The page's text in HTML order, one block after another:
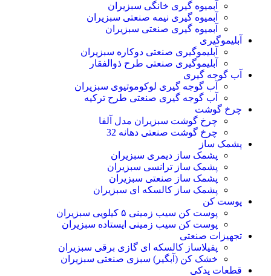
آبمیوه گیری خانگی سبزیران
آبمیوه گیری نیمه صنعتی سبزیران
آبمیوه گیری صنعتی سبزیران
آبلیموگیری
آبلیموگیری صنعتی دوکاره سبزیران
آبلیموگیری صنعتی طرح ذوالفقار
آب گوجه گیری
آب گوجه گیری لوکوموتیوی سبزیران
آب گوجه گیری صنعتی طرح ترکیه
چرخ گوشت
چرخ گوشت سبزیران مدل آلفا
چرخ گوشت صنعتی دهانه 32
پشمک ساز
پشمک ساز دیمری سبزیران
پشمک ساز ترانسی سبزیران
پشمک ساز صنعتی سبزیران
پشمک ساز کالسکه ای سبزیران
پوست کن
پوست کن سیب زمینی ۵ کیلویی سبزیران
پوست کن سیب زمینی ایستاده سبزیران
تجهیزات صنعتی
پفیلاساز کالسکه ای گازی برقی سبزیران
خشک کن (آبگیر) سبزی صنعتی سبزیران
قطعات یدکی